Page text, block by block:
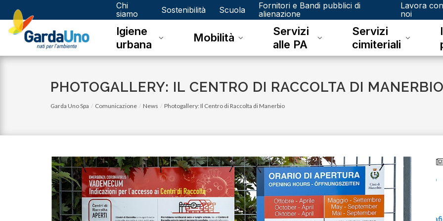
Gardauno
Spa
Chi
siamo
Sostenibilità Scuola
Fornitori e Bandi pubblici di
alienazione
Lavora con
noi
Igiene
urbana
Mobilità
Servizi
alle PA
Servizi
cimiteriali
PHOTOGALLERY: IL CENTRO DI RACCOLTA DI MANERBIO
Garda Uno Spa Comunicazione News Photogallery: Il Centro di Raccolta di Manerbio
venerdì 03 novembre 2023 venerdì 15 dicembre 2023